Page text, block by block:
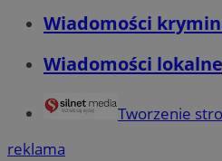
Wiadomości
Wiadomości lokalne
Tworzenie
reklama